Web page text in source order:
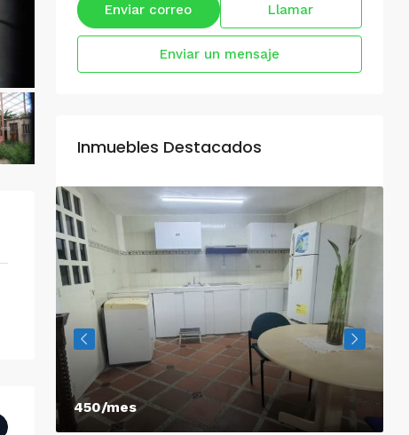
Enviar correo Llamar
Enviar un mensaje
Inmuebles Destacados
450/mes